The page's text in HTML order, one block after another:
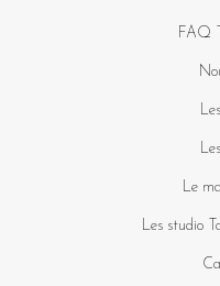
FAQ
Le
Les studio